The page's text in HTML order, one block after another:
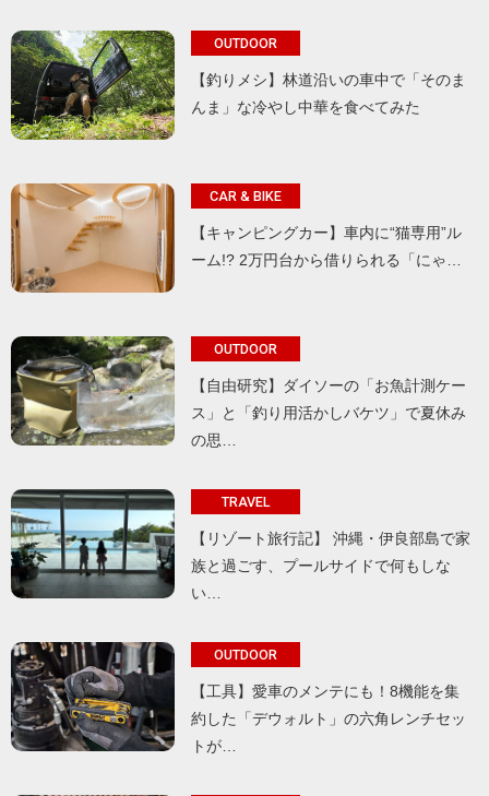
OUTDOOR
【釣りメシ】林道沿いの車中で「そのま
んま」な冷やし中華を食べてみた
CAR & BIKE
【キャンピングカー】車内に“猫専用”ル
ーム!? 2万円台から借りられる「にゃ…
OUTDOOR
【自由研究】ダイソーの「お魚計測ケー
ス」と「釣り用活かしバケツ」で夏休み
の思…
TRAVEL
【リゾート旅行記】 沖縄・伊良部島で家
族と過ごす、プールサイドで何もしな
い…
OUTDOOR
【工具】愛車のメンテにも！8機能を集
約した「デウォルト」の六角レンチセッ
トが…